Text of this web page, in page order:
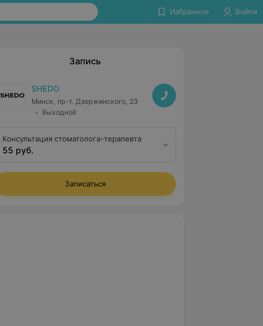
Избранное Войти
Запись
SHEDO
Минск, пр-т. Дзержинского, 23
Выходной
Консультация стоматолога-терапевта
55 руб.
Записаться